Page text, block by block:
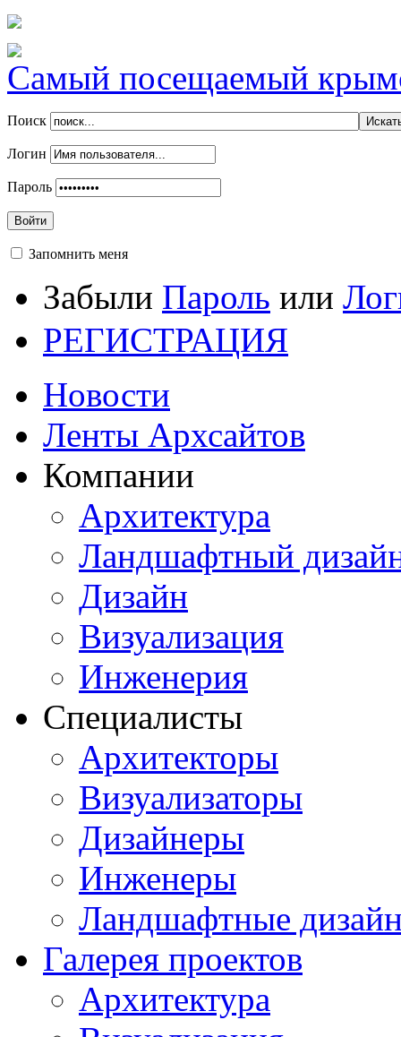
Самый посещаемый
Поиск
Логин
Пароль
Войти
Запомнить меня
Забыли Пароль или
РЕГИСТРАЦИЯ
Новости
Ленты Архсайтов
Компании
Архитектура
Ландшафтный
Дизайн
Визуализация
Инженерия
Специалисты
Архитекторы
Визуализаторы
Дизайнеры
Инженеры
Ландшафтные
Галерея проектов
Архитектура